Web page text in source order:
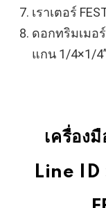
เราเตอร์
ดอกทริมเมอ
แกน 1/4×1/
เครื่อง
Line